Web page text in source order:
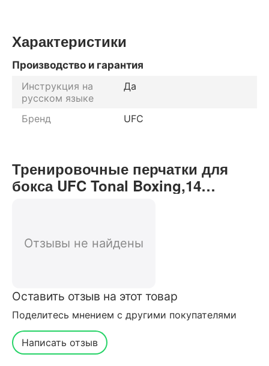
Характеристики
Производство и гарантия
Инструкция на
русском языке
Да
Бренд UFC
Тренировочные перчатки для
бокса UFC Tonal Boxing,14
интернет-магазина
Отзывы не найдены
Оставить отзыв на этот товар
Поделитесь мнением с другими покупателями
Написать отзыв